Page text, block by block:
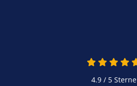
4.9 / 5Sterne